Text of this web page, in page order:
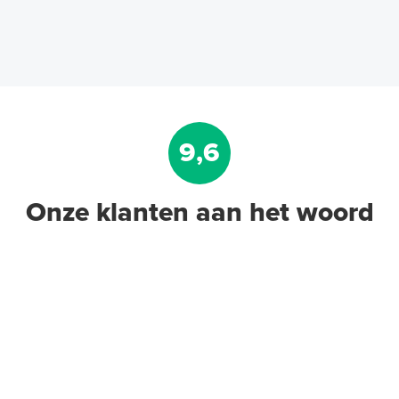
9,6
Onze klanten aan het woord